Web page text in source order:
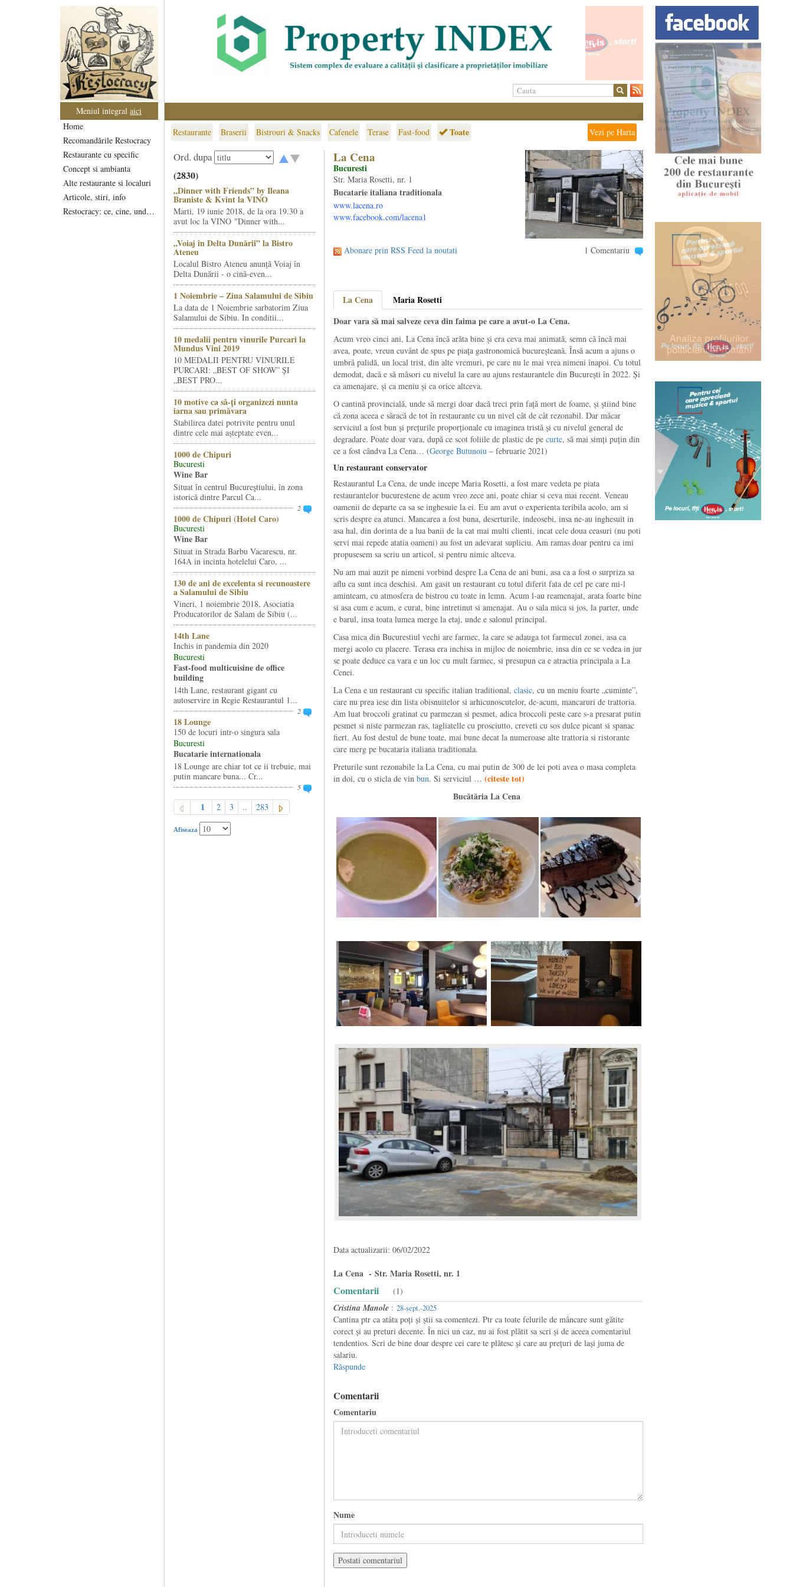
Meniul integralaici
Home
Recomandările Restocracy
Restaurante cu specific
Concept si ambianta
Alte restaurante si localuri
Articole, stiri, info
Restocracy: ce, cine, unde...
Restaurante Braserii Bistrouri & Snacks Cafenele Terase Fast-food Toate Vezi pe Harta
Ord. dupa
(2830)
„Dinner with Friends” by Ileana
Braniste & Kvint la VINO
Marti, 19 iunie 2018, de la ora 19.30 a
avut loc la VINO "Dinner with...
„Voiaj în Delta Dunării” la Bistro
Ateneu
Localul Bistro Ateneu anunță Voiaj în
Delta Dunării - o cină-even...
1 Noiembrie – Ziua Salamului de Sibiu
La data de 1 Noiembrie sarbatorim Ziua
Salamului de Sibiu. In conditii...
10 medalii pentru vinurile Purcari la
Mundus Vini 2019
10 MEDALII PENTRU VINURILE
PURCARI: „BEST OF SHOW” ȘI
„BEST PRO...
10 motive ca să-ți organizezi nunta
iarna sau primăvara
Stabilirea datei potrivite pentru unul
dintre cele mai așteptate even...
1000 de Chipuri
Bucuresti
Wine Bar
Situat în centrul Bucureştiului, în zona
istorică dintre Parcul Ca...
2
1000 de Chipuri (Hotel Caro)
Bucuresti
Wine Bar
Situat in Strada Barbu Vacarescu, nr.
164A in incinta hotelelui Caro, ...
130 de ani de excelenta si recunoastere
a Salamului de Sibiu
Vineri, 1 noiembrie 2018, Asociatia
Producatorilor de Salam de Sibiu (...
14th Lane
Inchis in pandemia din 2020
Bucuresti
Fast-food multicuisine de office
building
14th Lane, restaurant gigant cu
autoservire in Regie Restaurantul 1...
2
18 Lounge
150 de locuri intr-o singura sala
Bucuresti
Bucatarie internationala
18 Lounge are chiar tot ce ii trebuie, mai
putin mancare buna... Cr...
5
1 2 3 .. 283
Afiseaza
La Cena
Bucuresti
Str. Maria Rosetti, nr. 1
Bucatarie italiana traditionala
www.lacena.ro
www.facebook.com/lacena1
Abonare prin RSS Feed la noutati 1 Comentariu
La Cena
Maria Rosetti
Doar vara să mai salveze ceva din faima pe care a avut-o La Cena.
Acum vreo cinci ani, La Cena încă arăta bine și era ceva mai animată, semn că încă mai
avea, poate, vreun cuvânt de spus pe piața gastronomică bucureșteană. Însă acum a ajuns o
umbră palidă, un local trist, din alte vremuri, pe care nu le mai vrea nimeni înapoi. Cu totul
demodat, dacă e să măsori cu nivelul la care au ajuns restaurantele din București în 2022. Și
ca amenajare, și ca meniu și ca orice altceva.
O cantină provincială, unde să mergi doar dacă treci prin față mort de foame, și știind bine
că zona aceea e săracă de tot în restaurante cu un nivel cât de cât rezonabil. Dar măcar
serviciul a fost bun și prețurile proporționale cu imaginea tristă și cu nivelul general de
degradare. Poate doar vara, după ce scot foliile de plastic de pe curte, să mai simți puțin din
ce a fost cândva La Cena… (George Butunoiu– februarie 2021)
Un restaurant conservator
Restaurantul La Cena, de unde incepe Maria Rosetti, a fost mare vedeta pe piata
restaurantelor bucurestene de acum vreo zece ani, poate chiar si ceva mai recent. Veneau
oamenii de departe ca sa se inghesuie la ei. Eu am avut o experienta teribila acolo, am si
scris despre ea atunci. Mancarea a fost buna, deserturile, indeosebi, insa ne-au inghesuit in
asa hal, din dorinta de a lua banii de la cat mai multi clienti, incat cele doua ceasuri (nu poti
servi mai repede atatia oameni) au fost un adevarat supliciu. Am ramas doar pentru ca imi
propusesem sa scriu un articol, si pentru nimic altceva.
Nu am mai auzit pe nimeni vorbind despre La Cena de ani buni, asa ca a fost o surpriza sa
aflu ca sunt inca deschisi. Am gasit un restaurant cu totul diferit fata de cel pe care mi-l
aminteam, cu atmosfera de bistrou cu toate in lemn. Acum l-au reamenajat, arata foarte bine
si asa cum e acum, e curat, bine intretinut si amenajat. Au o sala mica si jos, la parter, unde
e barul, insa toata lumea merge la etaj, unde e salonul principal.
Casa mica din Bucurestiul vechi are farmec, la care se adauga tot farmecul zonei, asa ca
mergi acolo cu placere. Terasa era inchisa in mijloc de noiembrie, insa din ce se vedea in jur
se poate deduce ca vara e un loc cu mult farmec, si presupun ca e atractia principala a La
Cenei.
La Cena e un restaurant cu specific italian traditional, clasic, cu un meniu foarte „cuminte”,
care nu prea iese din lista obisnuitelor si arhicunoscutelor, de-acum, mancaruri de trattoria.
Am luat broccoli gratinat cu parmezan si pesmet, adica broccoli peste care s-a presarat putin
pesmet si niste parmezan ras, tagliatelle cu prosciutto, creveti cu sos dulce picant si spanac
fiert. Au fost destul de bune toate, mai bune decat la numeroase alte trattoria si ristorante
care merg pe bucataria italiana traditionala.
Preturile sunt rezonabile la La Cena, cu mai putin de 300 de lei poti avea o masa completa
in doi, cu o sticla de vin bun. Si serviciul … (citeste tot)
Bucătăria La Cena
Data actualizarii: 06/02/2022
La Cena - Str. Maria Rosetti, nr. 1
Comentarii (1)
Cristina Manole: 28-sept.-2025
Cantina ptr ca atâta poți și știi sa comentezi. Ptr ca toate felurile de mâncare sunt gătite
corect și au preturi decente. În nici un caz, nu ai fost plătit sa scri și de aceea comentariul
tendentios. Scri de bine doar despre cei care te plătesc și care au prețuri de lași juma de
salariu.
Răspunde
Comentarii
Comentariu
Nume